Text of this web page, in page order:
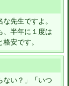
先生ですよ。
半年に１度は
安です。
ない？」「いつ